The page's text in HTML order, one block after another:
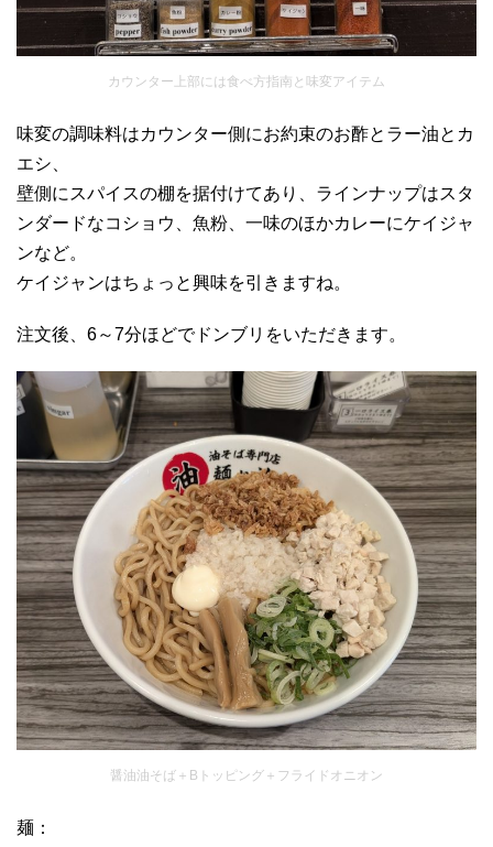
カウンター上部には食べ方指南と味変アイテム
味変の調味料はカウンター側にお約束のお酢とラー油とカ
エシ、
壁側にスパイスの棚を据付けてあり、ラインナップはスタ
ンダードなコショウ、魚粉、一味のほかカレーにケイジャ
ンなど。
ケイジャンはちょっと興味を引きますね。
注文後、6～7分ほどでドンブリをいただきます。
醤油油そば＋Bトッピング＋フライドオニオン
麺：